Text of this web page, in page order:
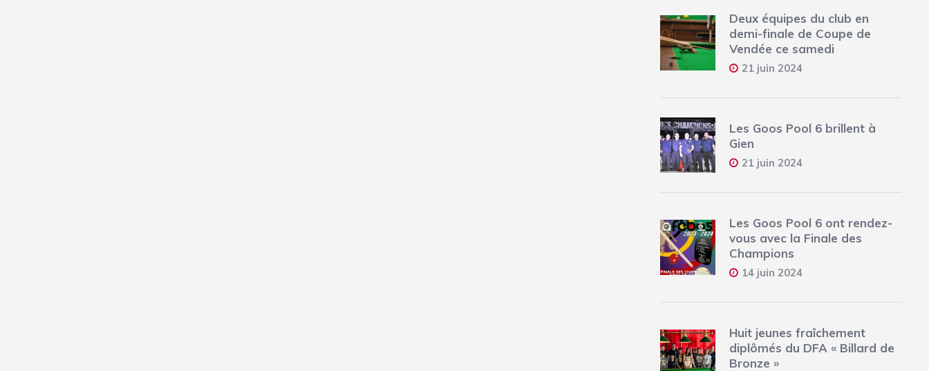
Deux équipes du club en
demi-finale de Coupe de
Vendée ce samedi
21 juin 2024
Les Goos Pool 6 brillent à
Gien
21 juin 2024
Les Goos Pool 6 ont rendez-
vous avec la Finale des
Champions
14 juin 2024
Huit jeunes fraîchement
diplômés du DFA « Billard de
Bronze »